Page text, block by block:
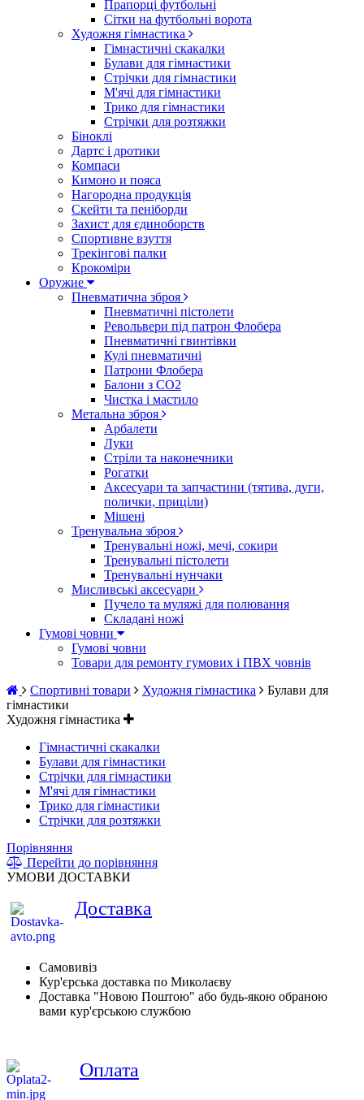
Прапорці футбольні
Сітки на футбольні ворота
Художня гімнастика
Гімнастичні скакалки
Булави для гімнастики
Стрічки для гімнастики
М'ячі для гімнастики
Трико для гімнастики
Стрічки для розтяжки
Біноклі
Дартс і дротики
Компаси
Кимоно и пояса
Нагородна продукція
Скейти та пеніборди
Захист для єдиноборств
Спортивне взуття
Трекінгові палки
Крокоміри
Оружие
Пневматична зброя
Пневматичні пістолети
Револьвери під патрон Флобера
Пневматичні гвинтівки
Кулі пневматичні
Патрони Флобера
Балони з CO2
Чистка і мастило
Метальна зброя
Арбалети
Луки
Стріли та наконечники
Рогатки
Аксесуари та запчастини (тятива, дуги,
полички, приціли)
Мішені
Тренувальна зброя
Тренувальні ножі, мечі, сокири
Тренувальні пістолети
Тренувальні нунчаки
Мисливські аксесуари
Пучело та муляжі для полювання
Складані ножі
Гумові човни
Гумові човни
Товари для ремонту гумових і ПВХ човнів
Спортивні товари
Художня гімнастика
Булави для
гімнастики
Художня гімнастика
Гімнастичні скакалки
Булави для гімнастики
Стрічки для гімнастики
М'ячі для гімнастики
Трико для гімнастики
Стрічки для розтяжки
Порівняння
Перейти до порівняння
УМОВИ ДОСТАВКИ
Доставка
Самовивіз
Кур'єрська доставка по Миколаєву
Доставка "Новою Поштою" або будь-якою обраною
вами кур'єрською службою
Оплата